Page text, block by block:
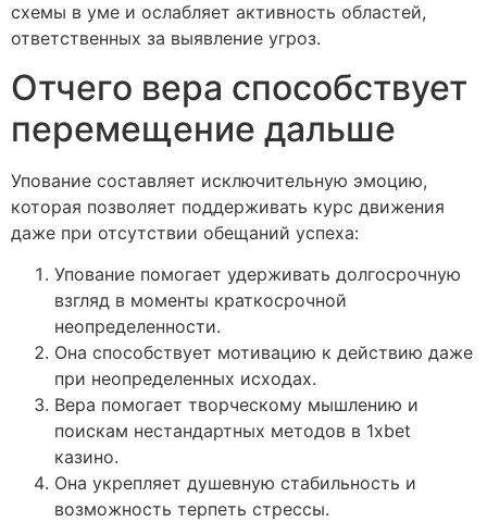
схемы в уме и ослабляет активность областей,
ответственных за выявление угроз.
Отчего вера способствует
перемещение дальше
Упование составляет исключительную эмоцию,
которая позволяет поддерживать курс движения
даже при отсутствии обещаний успеха:
Упование помогает удерживать долгосрочную
взгляд в моменты краткосрочной
неопределенности.
Она способствует мотивацию к действию даже
при неопределенных исходах.
Вера помогает творческому мышлению и
поискам нестандартных методов в 1xbet
казино.
Она укрепляет душевную стабильность и
возможность терпеть стрессы.